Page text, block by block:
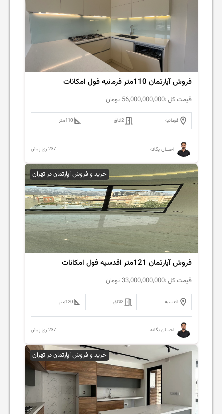
فروش آپارتمان 110متر فرمانیه فول امکانات
قیمت کل :56,000,000,000 تومان
فرمانیه 2اتاق 110متر
احسان یگانه 237 روز پیش
خرید و فروش آپارتمان در تهران
فروش آپارتمان 121متر اقدسیه فول امکانات
قیمت کل :33,000,000,000 تومان
اقدسیه 2اتاق 120متر
احسان یگانه 237 روز پیش
خرید و فروش آپارتمان در تهران